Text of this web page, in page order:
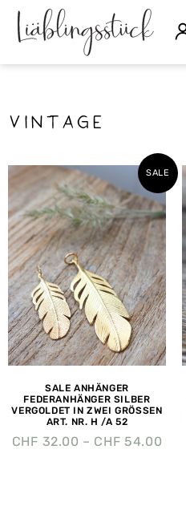
vintage
SALE
SALE ANHÄNGER
FEDERANHÄNGER SILBER
VERGOLDET IN ZWEI GRÖSSEN
ART. NR. H /A 52
CHF 32.00 – CHF 54.00